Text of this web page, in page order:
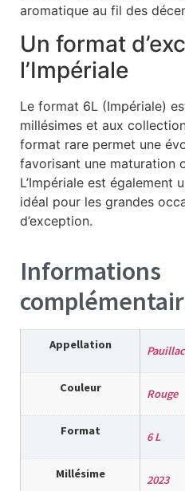
aromatique au fil des
Un format
l’Impériale
Le format 6L (Impériale)
millésimes et aux
format rare permet une
favorisant une maturation
L’Impériale est également
idéal pour les grandes
d’exception.
Informations
Appellation Pauillac
Couleur Rouge
Format 6 L
Millésime 2023